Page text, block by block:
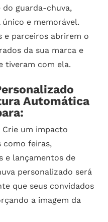
guarda-chuva,
e memorável.
e parceiros abrirem o
da sua marca e
tiveram com ela.
Automática
Crie um impacto
como feiras,
e lançamentos de
personalizado será
que seus convidados
a imagem da